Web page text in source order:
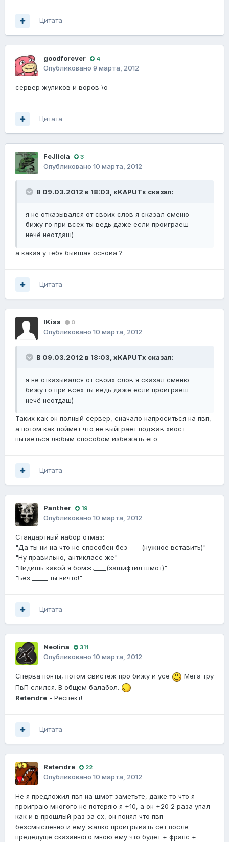
Цитата
goodforever 4
Опубликовано 9 марта, 2012
сервер жуликов и воров \о
Цитата
FeJlicia 3
Опубликовано 10 марта, 2012
В 09.03.2012 в 18:03, xKAPUTx сказал:
я не отказывался от своих слов я сказал сменю
бижу го при всех ты ведь даже если проиграеш
нечё неотдаш)
а какая у тебя бывшая основа ?
Цитата
IKiss 0
Опубликовано 10 марта, 2012
В 09.03.2012 в 18:03, xKAPUTx сказал:
я не отказывался от своих слов я сказал сменю
бижу го при всех ты ведь даже если проиграеш
нечё неотдаш)
Таких как он полный сервер, сначало напроситься на пвп,
а потом как поймет что не выйграет поджав хвост
пытаеться любым способом избежать его
Цитата
Panther 19
Опубликовано 10 марта, 2012
Стандартный набор отмаз:
"Да ты ни на что не способен без ____(нужное вставить)"
"Ну правильно, антикласс же"
"Видишь какой я бомж,____(зашифтил шмот)"
"Без _____ ты ничто!"
Цитата
Neolina 311
Опубликовано 10 марта, 2012
Сперва понты, потом свистеж про бижу и усё
Мега тру
ПвП слился. В общем балабол.
Retendre - Респект!
Цитата
Retendre 22
Опубликовано 10 марта, 2012
Не я предложил пвп на шмот заметьте, даже то что я
проиграю многого не потеряю я +10, а он +20 2 раза упал
как и в прошлый раз за сх, он понял что пвп
безсмысленно и ему жалко проигрывать сет после
предедуще сказанного мною ему что будет + фрапс +